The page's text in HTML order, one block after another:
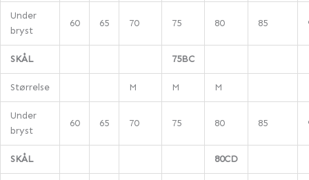
Under
bryst
60 65 70 75 80 85
SKÅL 75BC
Størrelse M M M
Under
bryst
60 65 70 75 80 85
SKÅL 80CD